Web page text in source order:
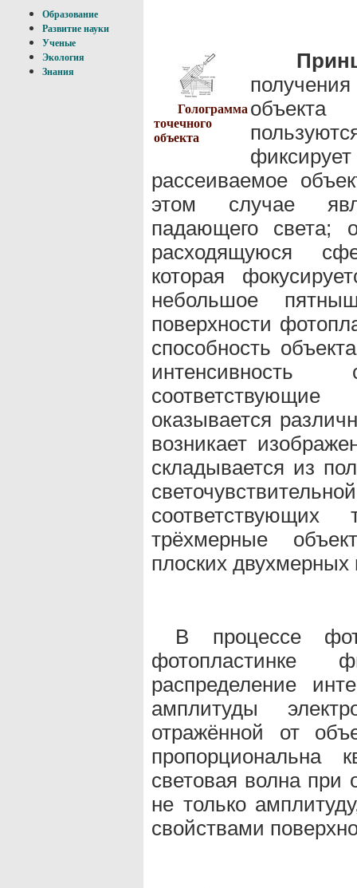
Образование
Развитие науки
Ученые
Экология
Знания
Голограмма
точечного
объекта
объекта
рассеиваемое
этом случае
падающего света;
расходящуюся
которая
небольшое
поверхности
способность
оказывается
возникает
складывается из
трёхмерные
плоских
В процессе
фотопластинке
распределение
амплитуды
отражённой от
пропорциональна
световая волна при
не только
свойствами